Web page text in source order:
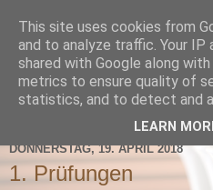
TNMS Bad
DONNERSTAG, 19. APRIL 2018
1. Prüfungen
This site uses cookies from
and to analyze traffic. Your IP
shared with Google along
metrics to ensure quality of
statistics, and to detect and
LEARN